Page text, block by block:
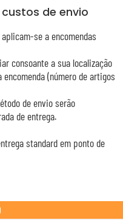
de envio
se a encomendas
consoante a sua localização
(número de artigos
de envio serão
de entrega.
standard em ponto de